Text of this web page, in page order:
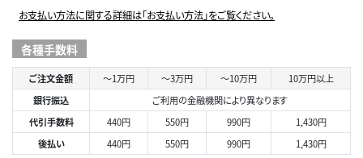
お支払い方法に関する詳細は「お支払い方法」をご覧ください。
各種手数料
ご注文金額 ～1万円 ～3万円 ～10万円
10万円以上
銀行振込
ご利用の金融機関により異なります
代引手数料
440円 550円 990円
1,430円
後払い
440円 550円 990円 1,430円